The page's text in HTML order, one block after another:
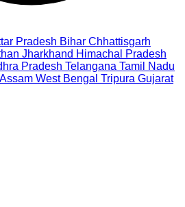
Pradesh Bihar Chhattisgarh
Jharkhand Himachal Pradesh
Pradesh Telangana Tamil Nadu
Assam West Bengal Tripura Gujarat